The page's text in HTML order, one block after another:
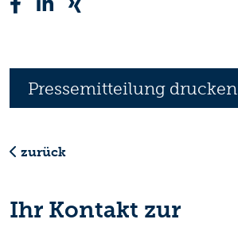
Pressemitteilung drucken
zurück
Ihr Kontakt zur